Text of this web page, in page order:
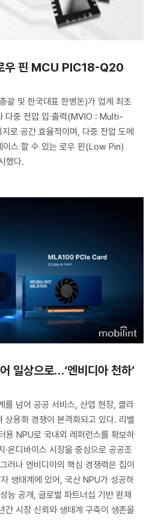
우 핀 MCU PIC18-Q20
괄 및 한국대표 한병돈)가 업계 최초
다중 전압 입·출력(MVIO : Multi-
로 공간 효율적이며, 다중 전압 도메
이스 할 수 있는 로우 핀(Low Pin)
했다.
일상으로…‘엔비디아 천하’
를 넘어 공공 서비스, 산업 현장, 클라
상용화 경쟁이 본격화되고 있다. 리벨
용 NPU로 국내외 레퍼런스를 확보하
온디바이스 시장을 중심으로 공공조
러나 엔비디아의 핵심 경쟁력은 칩이
생태계에 있어, 국산 NPU가 성공하
능 공개, 글로벌 파트너십 기반 완제
시장 신뢰와 생태계 구축이 생존을